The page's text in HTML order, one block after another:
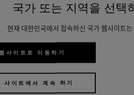
국가 또는 지역을 선택
현재 대한민국에서 접속하신 국가 웹사이트
사이트로 이동하기
사이트에서 계속 하기